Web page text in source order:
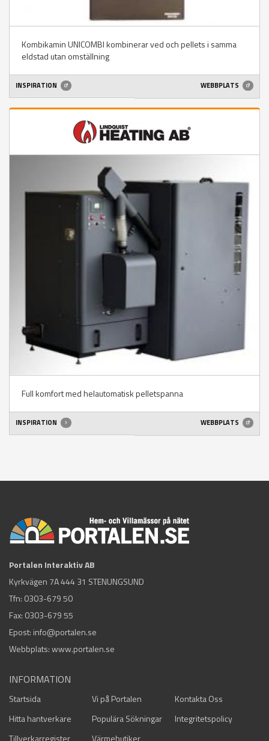
Kombikamin UNICOMBI kombinerar ved och pellets i samma
eldstad utan omställning
INSPIRATION WEBBPLATS
Full komfort med helautomatisk pelletspanna
INSPIRATION WEBBPLATS
Portalen Interaktiv AB
Kyrkvägen 7A 444 31 STENUNGSUND
Tfn: 0303-679 50
Fax: 0303-679 55
Epost: info@portalen.se
Webbplats: www.portalen.se
INFORMATION
Startsida Vi på Portalen
Kontakta Oss
Hitta hantverkare
Populära Sökningar
Integritetspolicy
Tillverkarregister
Värmebutiker